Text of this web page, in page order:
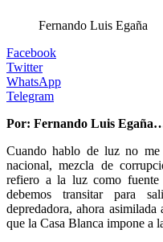
Fernando Luis Egaña
Facebook
Twitter
WhatsApp
Telegram
Por: Fernando Luis
Cuando hablo de luz no
nacional, mezcla de
refiero a la luz como
debemos transitar para
depredadora, ahora
que la Casa Blanca impone a